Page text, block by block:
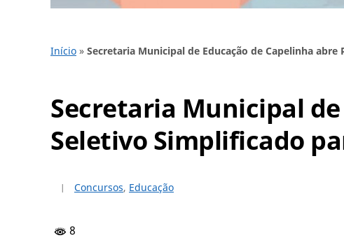
Início » Secretaria Municipal de Educação de Capelinha
Secretaria Municipal
Seletivo Simplificado
Concursos, Educação
8